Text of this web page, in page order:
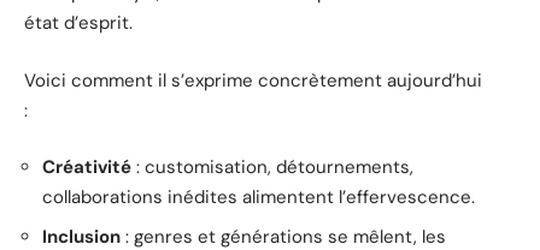
état d’esprit.
Voici comment il s’exprime concrètement aujourd’hui
:
Créativité : customisation, détournements,
collaborations inédites alimentent l’effervescence.
Inclusion : genres et générations se mêlent, les